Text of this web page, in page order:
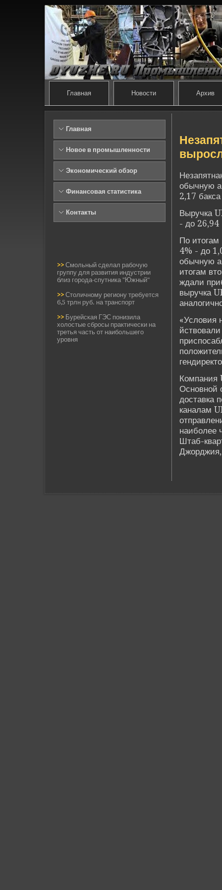
Главная Новости Архив
Главная
Новое в промышленности
Экономический обзор
Финансовая статистика
Контакты
>> Смольный сделал рабочую
группу для развития индустрии
близ города-спутника "Южный"
>> Столичному региону требуется
6,5 трлн руб. на транспорт
>> Бурейская ГЭС понизила
холостые сбросы практически на
третья часть от наибольшего
уровня
обычную
2,17
Выручка
- до 26,94
По итогам
4% - до
обычную
итогам
ждали
выручка
«Условия
Компания
Основной
доставка
каналам
наиболее
Штаб-